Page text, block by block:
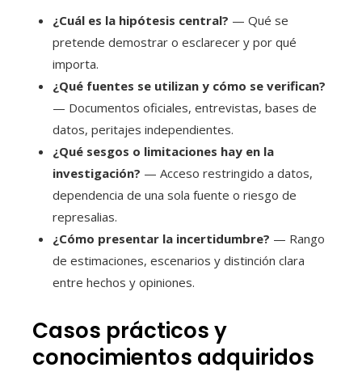
¿Cuál es la hipótesis central? — Qué se
pretende demostrar o esclarecer y por qué
importa.
¿Qué fuentes se utilizan y cómo se verifican?
— Documentos oficiales, entrevistas, bases de
datos, peritajes independientes.
¿Qué sesgos o limitaciones hay en la
investigación? — Acceso restringido a datos,
dependencia de una sola fuente o riesgo de
represalias.
¿Cómo presentar la incertidumbre? — Rango
de estimaciones, escenarios y distinción clara
entre hechos y opiniones.
Casos prácticos y
conocimientos adquiridos